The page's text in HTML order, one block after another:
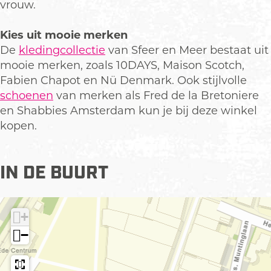
r
m
e
t
v
e
r
g
r
t
e
a
f
b
e
e
vrouw.
Kies uit mooie merken
De kledingcollectie van Sfeer en Meer bestaat uit
mooie merken, zoals 10DAYS, Maison Scotch,
Fabien Chapot en Nü Denmark. Ook stijlvolle
schoenen van merken als Fred de la Bretoniere
en Shabbies Amsterdam kun je bij deze winkel
kopen.
IN DE BUURT
+
−